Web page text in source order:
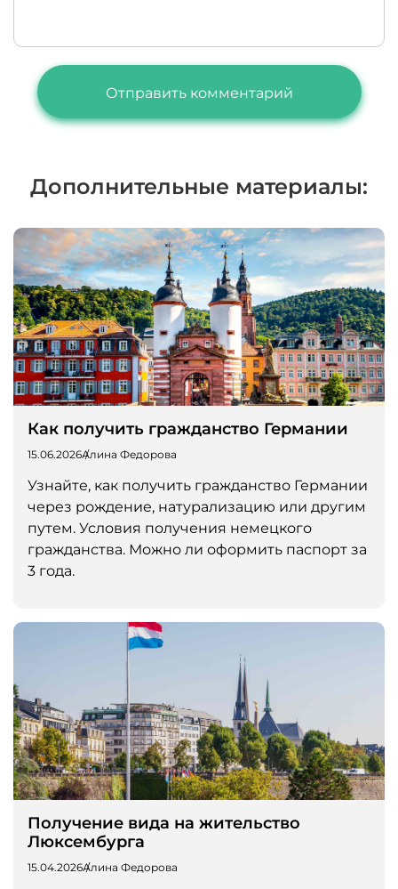
Дополнительные материалы:
Как получить гражданство Германии
15.06.2026Алина Федорова
Узнайте, как получить гражданство Германии
через рождение, натурализацию или другим
путем. Условия получения немецкого
гражданства. Можно ли оформить паспорт за
3 года.
Получение вида на жительство
Люксембурга
15.04.2026Алина Федорова